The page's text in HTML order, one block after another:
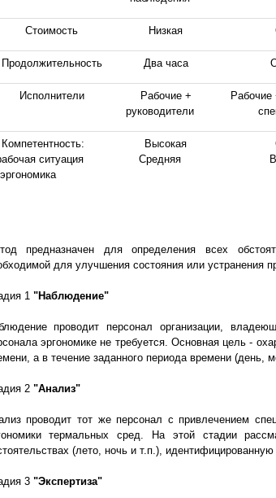
Стоимость Низкая
Продолжительность Два часа
Исполнители
Рабочие +
руководители
Рабочие
Компетентность:
ситуация
Высокая
Средняя
предназначен для определения всех
для улучшения состояния или устранения
1 "Наблюдение"
проводит персонал организации,
эргономике не требуется. Основная цель -
а в течение заданного периода времени (день,
2 "Анализ"
проводит тот же персонал с привлечением
термальных сред. На этой стадии
(лето, ночь и т.п.),
3 "Экспертиза"